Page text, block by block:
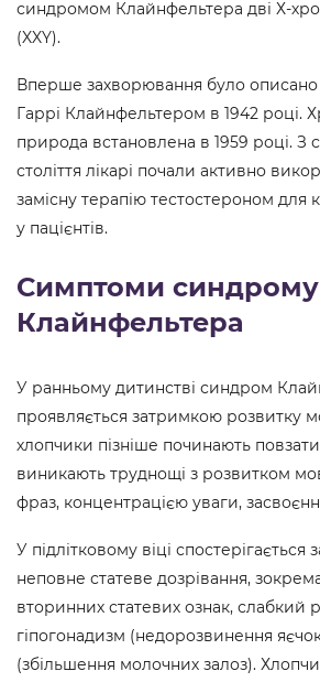
синдромом Клайнфельтера дві Х-
(XXY).
Вперше захворювання було
Гаррі Клайнфельтером в 1942 році.
природа встановлена в 1959 році. З
століття лікарі почали активно
замісну терапію тестостероном для
у пацієнтів.
Симптоми синдрому
Клайнфельтера
У ранньому дитинстві синдром
проявляється затримкою розвитку
хлопчики пізніше починають
виникають труднощі з розвитком
фраз, концентрацією уваги,
У підлітковому віці спостерігається
неповне статеве дозрівання,
вторинних статевих ознак, слабкий
гіпогонадизм (недорозвинення
(збільшення молочних залоз).